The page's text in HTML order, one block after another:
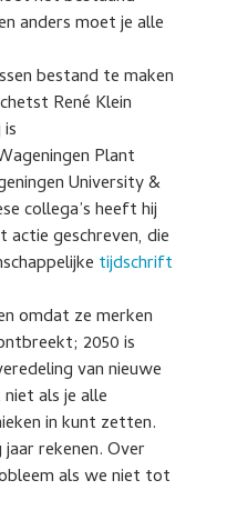
anders moet je alle
bestand te maken
René Klein
Plant
University &
collega’s heeft hij
geschreven, die
tijdschrift
omdat ze merken
2050 is
van nieuwe
als je alle
in kunt zetten.
rekenen. Over
als we niet tot